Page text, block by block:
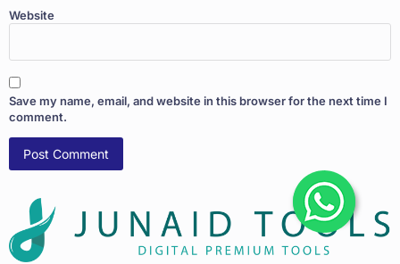
Website
Save my name, email, and website in this browser for the next time I
comment.